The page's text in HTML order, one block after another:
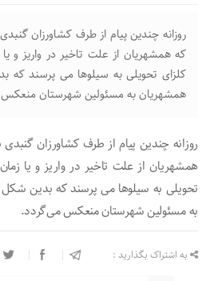
روزانه چندین پیام از طرف کشاورزان
که همشهریان از علت تاخیر در واریز و
کلزای تحویلی به سیلوها می پرسند که
همشهریان به مسئولین شهرستان
روزانه چندین پیام از طرف کشاورزان گنبدی
همشهریان از علت تاخیر در واریز و یا
تحویلی به سیلوها می پرسند که بدین
به مسئولین شهرستان منعکس می‌گردد.
به اشتراک بگذارید :